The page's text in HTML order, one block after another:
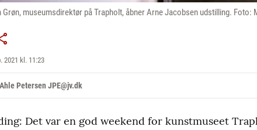
Grøn, museumsdirektør på Trapholt, åbner Arne Jacobsen udstilling. Foto:
2021 kl. 11:23
Petersen JPE@jv.dk
Det var en god weekend for kunstmuseet